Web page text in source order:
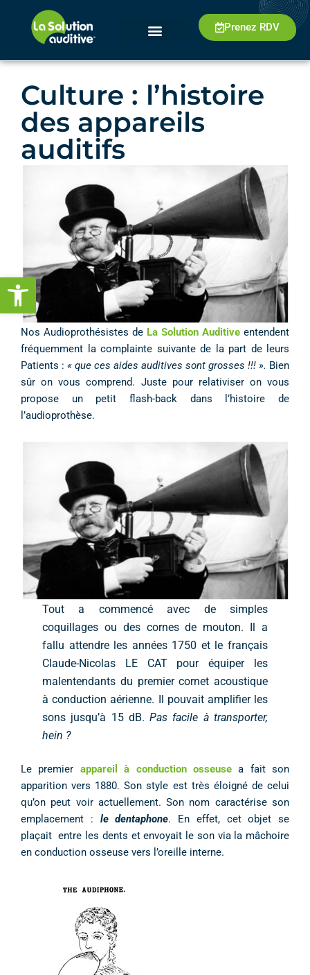
Ouvrir la barre d’outils
Prenez RDV
Culture : l’histoire
des appareils
auditifs
Nos Audioprothésistes de La Solution Auditive entendent
fréquemment la complainte suivante de la part de leurs
Patients : « que ces aides auditives sont grosses !!! ». Bien
sûr on vous comprend. Juste pour relativiser on vous
propose un petit flash-back dans l’histoire de
l’audioprothèse.
Tout a commencé avec de simples
coquillages ou des cornes de mouton. Il a
fallu attendre les années 1750 et le français
Claude-Nicolas LE CAT pour équiper les
malentendants du premier cornet acoustique
à conduction aérienne. Il pouvait amplifier les
sons jusqu’à 15 dB.Pas facile à transporter,
hein ?
Le premier appareil à conduction osseusea fait son
apparition vers 1880. Son style est très éloigné de celui
qu’on peut voir actuellement. Son nom caractérise son
emplacement : le dentaphone. En effet, cet objet se
plaçait entre les dents et envoyait le son via la mâchoire
en conduction osseuse vers l’oreille interne.